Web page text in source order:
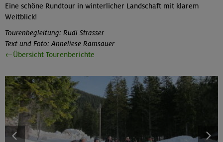
Eine schöne Rundtour in winterlicher Landschaft mit klarem
Weitblick!
Tourenbegleitung: Rudi Strasser
Text und Foto: Anneliese Ramsauer
←Übersicht Tourenberichte